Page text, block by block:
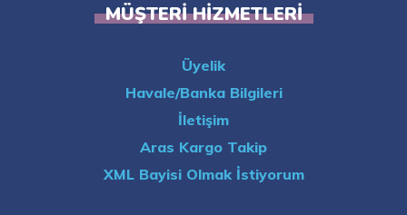
MÜŞTERI HIZMETLERI
Üyelik
Havale/Banka Bilgileri
İletişim
Aras Kargo Takip
XML Bayisi Olmak İstiyorum